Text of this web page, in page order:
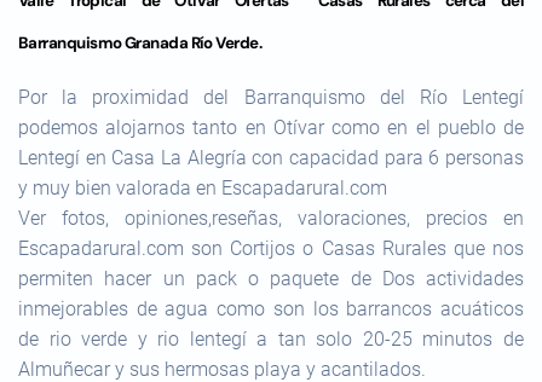
Barranquismo Granada Río Verde.
Por la proximidad del Barranquismo del Río Lentegí
podemos alojarnos tanto en Otívar como en el pueblo de
Lentegí en Casa La Alegría con capacidad para 6 personas
y muy bien valorada en Escapadarural.com
Ver fotos, opiniones,reseñas, valoraciones, precios en
Escapadarural.com son Cortijos o Casas Rurales que nos
permiten hacer un pack o paquete de Dos actividades
inmejorables de agua como son los barrancos acuáticos
de rio verde y rio lentegí a tan solo 20-25 minutos de
Almuñecar y sus hermosas playa y acantilados.